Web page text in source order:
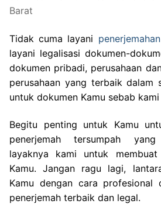
Tidak cuma layani
layani legalisasi dokumen-
dokumen pribadi, perusahaan
perusahaan yang terbaik dalam
untuk dokumen Kamu sebab
Begitu penting untuk Kamu
penerjemah tersumpah
layaknya kami untuk
Kamu. Jangan ragu lagi,
Kamu dengan cara profesional
penerjemah terbaik dan legal.